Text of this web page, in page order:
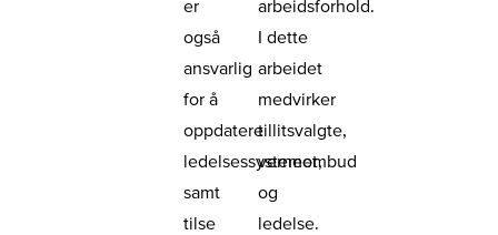
er
også
ansvarlig
for å
oppdatere
ledelsessystemet,
samt
tilse
arbeidsforhold.
I dette
arbeidet
medvirker
tillitsvalgte,
verneombud
og
ledelse.